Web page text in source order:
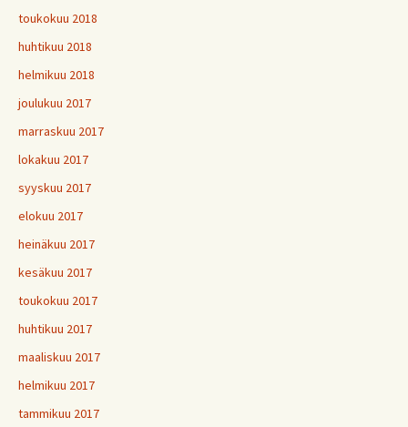
toukokuu 2018
huhtikuu 2018
helmikuu 2018
joulukuu 2017
marraskuu 2017
lokakuu 2017
syyskuu 2017
elokuu 2017
heinäkuu 2017
kesäkuu 2017
toukokuu 2017
huhtikuu 2017
maaliskuu 2017
helmikuu 2017
tammikuu 2017